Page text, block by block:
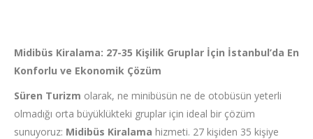
Midibüs Kiralama: 27-35 Kişilik Gruplar İçin İstanbul’da En
Konforlu ve Ekonomik Çözüm
Süren Turizm olarak, ne minibüsün ne de otobüsün yeterli
olmadığı orta büyüklükteki gruplar için ideal bir çözüm
sunuyoruz: Midibüs Kiralama hizmeti. 27 kişiden 35 kişiye